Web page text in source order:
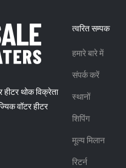
थोक विक्रेता
वॉटर हीटर
त्वरित सम्पक
हमारे बारे में
संपर्क करें
स्थानों
शिपिंग
मूल्य मिलान
रिटर्न
इन 5 संकेतों को देखते हैं, तो
के हीटर को बदलने का समय
प्रकाशित किया गया: Atlas
25, Feb 2019
के हीटर खरीदने के लिए 5 टिप्स
प्रकाशित किया गया: Atlas